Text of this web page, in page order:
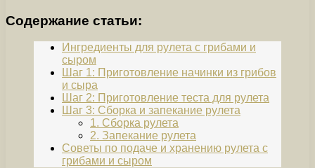
Содержание статьи:
Ингредиенты для рулета с грибами и
сыром
Шаг 1: Приготовление начинки из грибов
и сыра
Шаг 2: Приготовление теста для рулета
Шаг 3: Сборка и запекание рулета
1. Сборка рулета
2. Запекание рулета
Советы по подаче и хранению рулета с
грибами и сыром